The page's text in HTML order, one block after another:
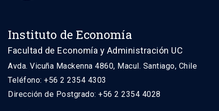
Instituto de Economía
Facultad de Economía y Administración UC
Avda. Vicuña Mackenna 4860, Macul. Santiago, Chile
Teléfono: +56 2 2354 4303
Dirección de Postgrado: +56 2 2354 4028